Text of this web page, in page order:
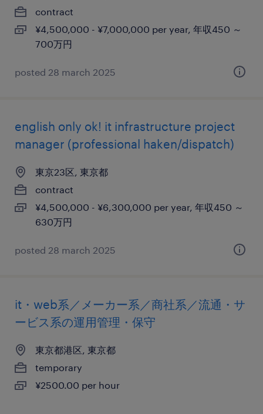
contract
¥4,500,000 - ¥7,000,000 per year, 年収450 ～
700万円
posted 28 march 2025
english only ok! it infrastructure project
manager (professional haken/dispatch)
東京23区, 東京都
contract
¥4,500,000 - ¥6,300,000 per year, 年収450 ～
630万円
posted 28 march 2025
it・web系／メーカー系／商社系／流通・サ
ービス系の運用管理・保守
東京都港区, 東京都
temporary
¥2500.00 per hour